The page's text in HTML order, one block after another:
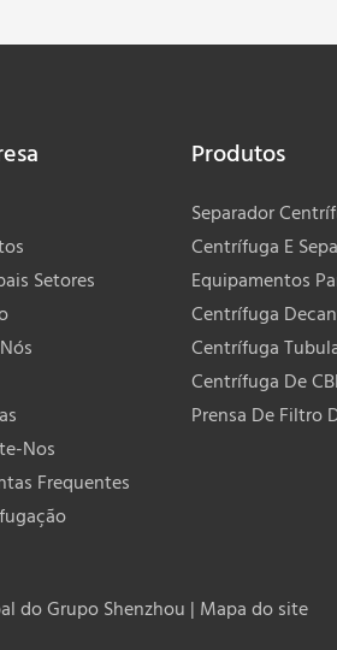
Setores
Nos
Frequentes
Produtos
Separador
Centrífuga E
Equipamentos
Centrífuga
Centrífuga
Centrífuga De
Prensa De Filtro
do Grupo Shenzhou | Mapa do site